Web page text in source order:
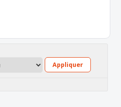
Appliquer